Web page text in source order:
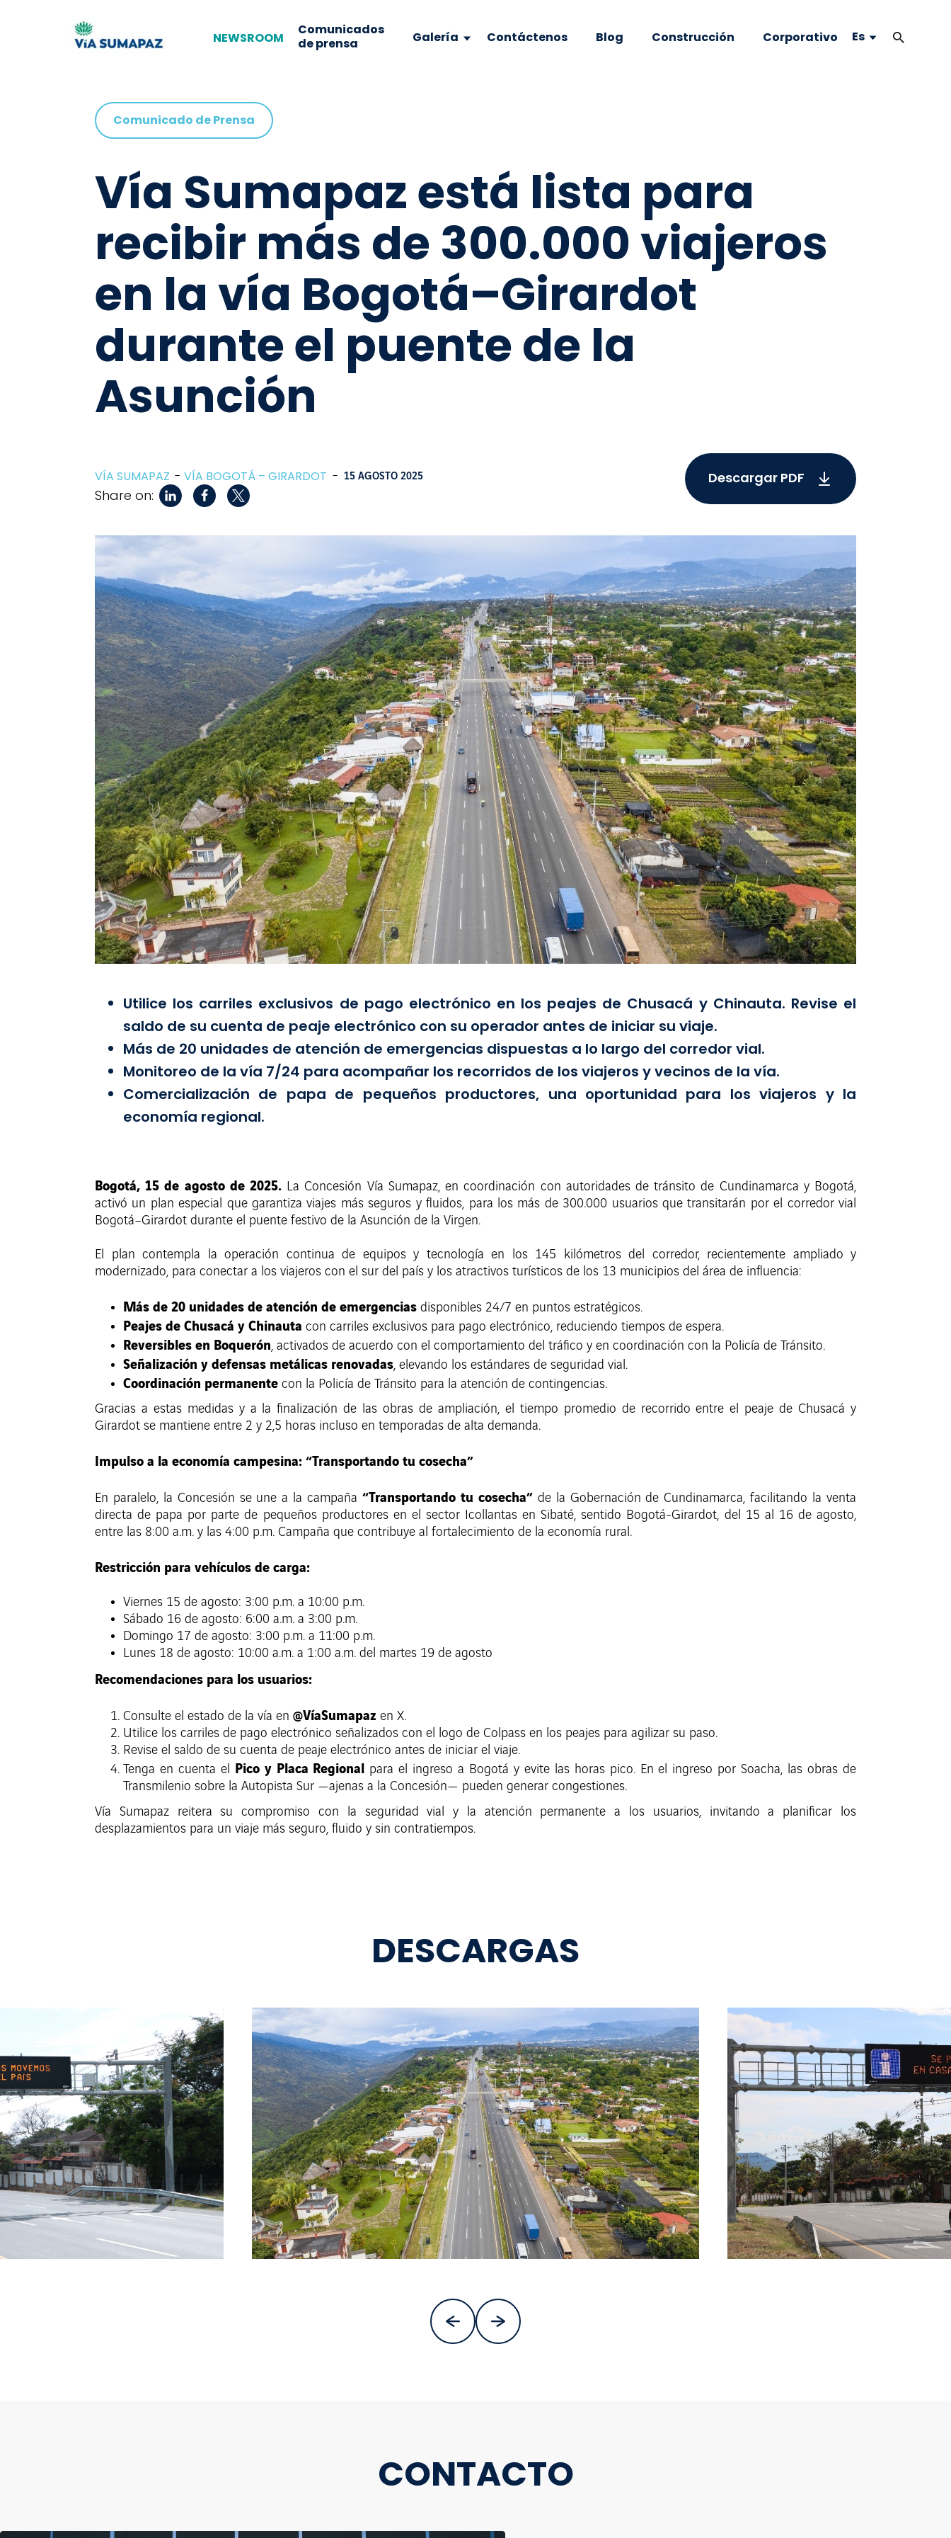
NEWSROOM
Comunicados
de prensa
Galería Contáctenos Blog Construcción Corporativo Es
Comunicado de Prensa
Vía Sumapaz está lista para
recibir más de 300.000 viajeros
en la vía Bogotá–Girardot
durante el puente de la
Asunción
VÍA SUMAPAZ VÍA BOGOTÁ – GIRARDOT - 15 AGOSTO 2025
Share on:
Descargar PDF
Utilice los carriles exclusivos de pago electrónico en los peajes de Chusacá y Chinauta. Revise el
saldo de su cuenta de peaje electrónico con su operador antes de iniciar su viaje.
Más de 20 unidades de atención de emergencias dispuestas a lo largo del corredor vial.
Monitoreo de la vía 7/24 para acompañar los recorridos de los viajeros y vecinos de la vía.
Comercialización de papa de pequeños productores, una oportunidad para los viajeros y la
economía regional.
Bogotá, 15 de agosto de 2025. La Concesión Vía Sumapaz, en coordinación con autoridades de tránsito de Cundinamarca y Bogotá,
activó un plan especial que garantiza viajes más seguros y fluidos, para los más de 300.000 usuarios que transitarán por el corredor vial
Bogotá–Girardot durante el puente festivo de la Asunción de la Virgen.
El plan contempla la operación continua de equipos y tecnología en los 145 kilómetros del corredor, recientemente ampliado y
modernizado, para conectar a los viajeros con el sur del país y los atractivos turísticos de los 13 municipios del área de influencia:
Más de 20 unidades de atención de emergencias disponibles 24/7 en puntos estratégicos.
Peajes de Chusacá y Chinauta con carriles exclusivos para pago electrónico, reduciendo tiempos de espera.
Reversibles en Boquerón, activados de acuerdo con el comportamiento del tráfico y en coordinación con la Policía de Tránsito.
Señalización y defensas metálicas renovadas, elevando los estándares de seguridad vial.
Coordinación permanente con la Policía de Tránsito para la atención de contingencias.
Gracias a estas medidas y a la finalización de las obras de ampliación, el tiempo promedio de recorrido entre el peaje de Chusacá y
Girardot se mantiene entre 2 y 2,5 horas incluso en temporadas de alta demanda.
Impulso a la economía campesina: “Transportando tu cosecha”
En paralelo, la Concesión se une a la campaña“Transportando tu cosecha”de la Gobernación de Cundinamarca, facilitando la venta
directa de papa por parte de pequeños productores en el sector Icollantas en Sibaté, sentido Bogotá-Girardot, del 15 al 16 de agosto,
entre las 8:00 a.m. y las 4:00 p.m. Campaña que contribuye al fortalecimiento de la economía rural.
Restricción para vehículos de carga:
Viernes 15 de agosto: 3:00 p.m. a 10:00 p.m.
Sábado 16 de agosto: 6:00 a.m. a 3:00 p.m.
Domingo 17 de agosto: 3:00 p.m. a 11:00 p.m.
Lunes 18 de agosto: 10:00 a.m. a 1:00 a.m. del martes 19 de agosto
Recomendaciones para los usuarios:
Consulte el estado de la vía en @VíaSumapaz en X.
Utilice los carriles de pago electrónico señalizados con el logo de Colpass en los peajes para agilizar su paso.
Revise el saldo de su cuenta de peaje electrónico antes de iniciar el viaje.
Tenga en cuenta el Pico y Placa Regional para el ingreso a Bogotá y evite las horas pico. En el ingreso por Soacha, las obras de
Transmilenio sobre la Autopista Sur —ajenas a la Concesión— pueden generar congestiones.
Vía Sumapaz reitera su compromiso con la seguridad vial y la atención permanente a los usuarios, invitando a planificar los
desplazamientos para un viaje más seguro, fluido y sin contratiempos.
DESCARGAS
CONTACTO